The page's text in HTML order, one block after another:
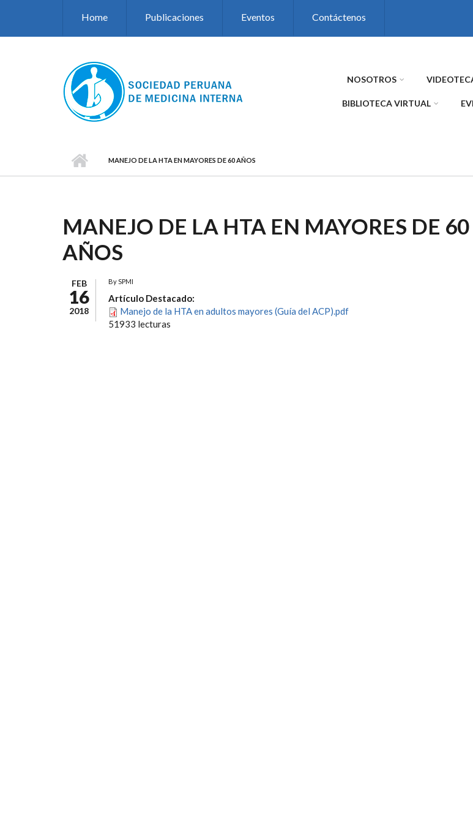
Home Publicaciones Eventos Contáctenos
NOSOTROS
BIBLIOTECA VIRTUAL
MANEJO DE LA HTA EN MAYORES DE 60 AÑOS
MANEJO DE LA HTA EN MAYORES DE 60
AÑOS
FEB
16
2018
BySPMI
Artículo Destacado:
Manejo de la HTA en adultos mayores (Guía del ACP).pdf
51933 lecturas